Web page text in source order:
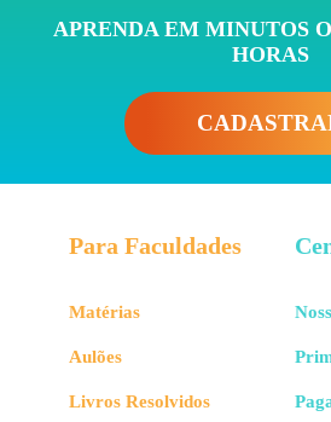
APRENDA EM MINUTOS
HORAS
Para Faculdades
Matérias
Aulões
Livros Resolvidos